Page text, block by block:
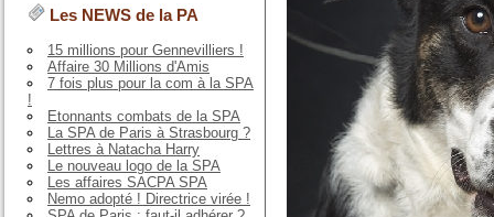
Les NEWS de la PA
15 millions pour Gennevilliers !
Affaire 30 Millions d'Amis
7 fois plus pour la com à la SPA
!
Etonnants combats de la SPA
La SPA de Paris à Strasbourg ?
Lettres à Natacha Harry
Le nouveau logo de la SPA
Les affaires SACPA SPA
Nemo adopté ! Directrice virée !